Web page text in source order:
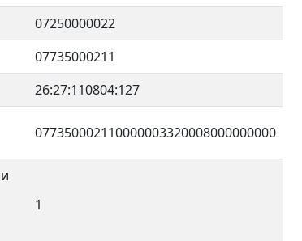
07250000022
07735000211
26:27:110804:127
077350002110000003320008000000000
1